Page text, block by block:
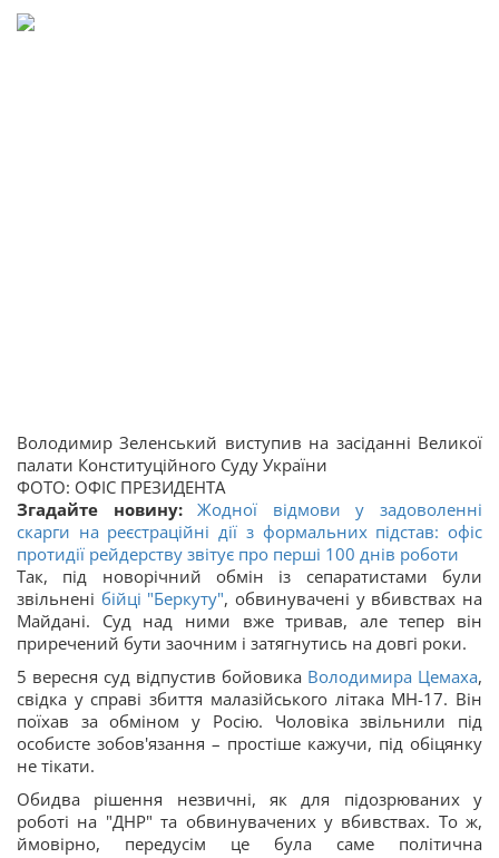
Володимир Зеленський виступив на засіданні Великої
палати Конституційного Суду України
ФОТО: ОФІС ПРЕЗИДЕНТА
Згадайте новину:
Жодної відмови у задоволенні
скарги на реєстраційні дії з формальних підстав: офіс
протидії рейдерству звітує про перші 100 днів роботи
Так, під новорічний обмін із сепаратистами були
звільнені бійці "Беркуту", обвинувачені у вбивствах на
Майдані. Суд над ними вже тривав, але тепер він
приречений бути заочним і затягнутись на довгі роки.
5 вересня суд відпустив бойовика Володимира Цемаха,
свідка у справі збиття малазійського літака МН-17. Він
поїхав за обміном у Росію. Чоловіка звільнили під
особисте зобов'язання – простіше кажучи, під обіцянку
не тікати.
Обидва рішення незвичні, як для підозрюваних у
роботі на "ДНР" та обвинувачених у вбивствах. То ж,
ймовірно, передусім це була саме політична